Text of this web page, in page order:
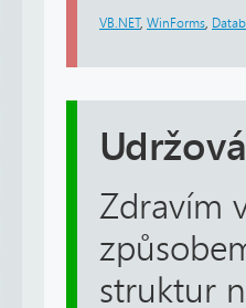
VB.NET, WinForms
Zdravím
struktur